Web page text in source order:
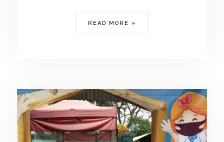
READ MORE »